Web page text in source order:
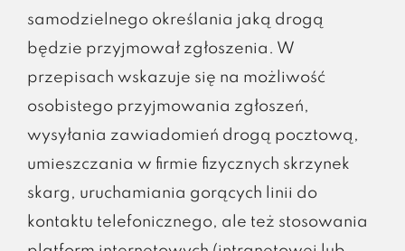
samodzielnego określania jaką drogą
będzie przyjmował zgłoszenia. W
przepisach wskazuje się na możliwość
osobistego przyjmowania zgłoszeń,
wysyłania zawiadomień drogą pocztową,
umieszczania w firmie fizycznych skrzynek
skarg, uruchamiania gorących linii do
kontaktu telefonicznego, ale też stosowania